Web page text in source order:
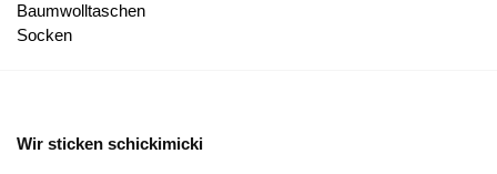
Baumwolltaschen
Socken
Wir sticken schickimicki